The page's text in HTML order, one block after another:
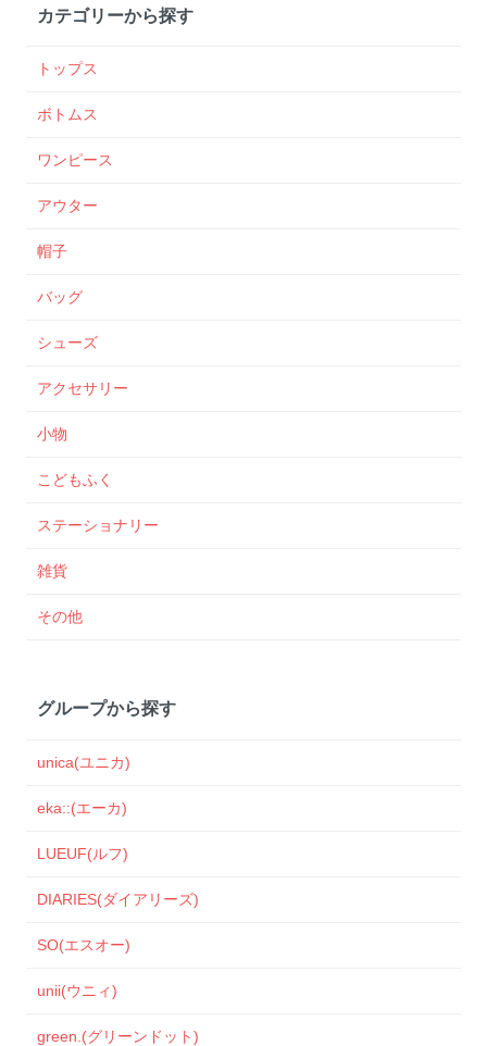
カテゴリーから探す
トップス
ボトムス
ワンピース
アウター
帽子
バッグ
シューズ
アクセサリー
小物
こどもふく
ステーショナリー
雑貨
その他
グループから探す
unica(ユニカ)
eka::(エーカ)
LUEUF(ルフ)
DIARIES(ダイアリーズ)
SO(エスオー)
unii(ウニィ)
green.(グリーンドット)